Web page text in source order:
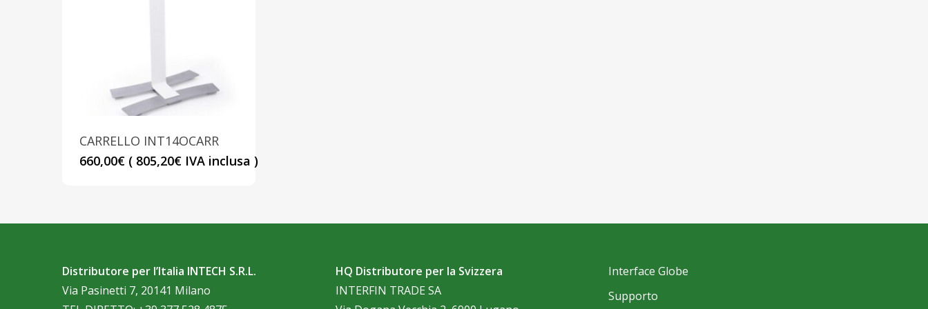
CARRELLO INT14OCARR
660,00€ ( 805,20€ IVA inclusa )
Distributore per l’Italia INTECH S.R.L.
Via Pasinetti 7, 20141 Milano
HQ Distributore per la Svizzera
INTERFIN TRADE SA
Interface Globe
Supporto